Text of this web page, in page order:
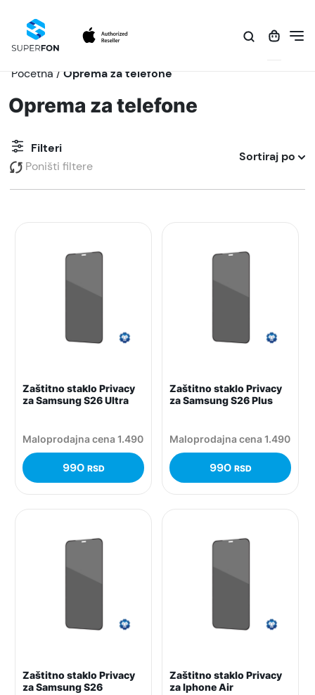
Početna / Oprema za telefone
Oprema za telefone
Filteri
Poništi filtere
Sortiraj po
Zaštitno staklo Privacy
za Samsung S26 Ultra
Maloprodajna cena 1.490
990 RSD
Zaštitno staklo Privacy
za Samsung S26 Plus
Maloprodajna cena 1.490
990 RSD
Zaštitno staklo Privacy
za Samsung S26
Zaštitno staklo Privacy
za Iphone Air